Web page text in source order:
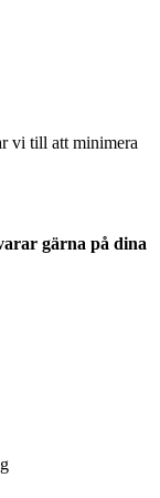
vi till att minimera
gärna på dina